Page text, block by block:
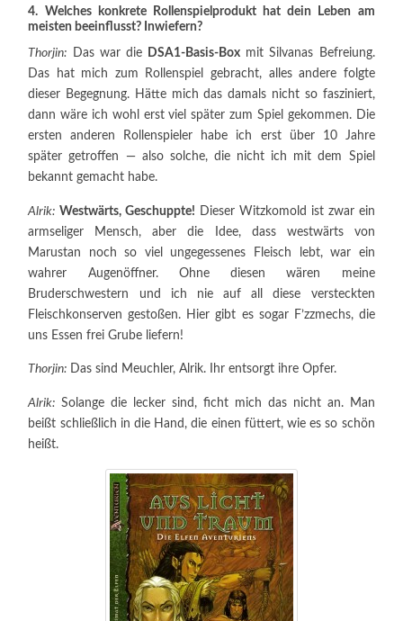
4. Welches konkrete Rollenspielprodukt hat dein Leben am
meisten beeinflusst? Inwiefern?
Thorjin: Das war die DSA1-Basis-Boxmit Silvanas Befreiung.
Das hat mich zum Rollenspiel gebracht, alles andere folgte
dieser Begegnung. Hätte mich das damals nicht so fasziniert,
dann wäre ich wohl erst viel später zum Spiel gekommen. Die
ersten anderen Rollenspieler habe ich erst über 10 Jahre
später getroffen — also solche, die nicht ich mit dem Spiel
bekannt gemacht habe.
Alrik: Westwärts, Geschuppte! Dieser Witzkomold ist zwar ein
armseliger Mensch, aber die Idee, dass westwärts von
Marustan noch so viel ungegessenes Fleisch lebt, war ein
wahrer Augenöffner. Ohne diesen wären meine
Bruderschwestern und ich nie auf all diese versteckten
Fleischkonserven gestoßen. Hier gibt es sogar F’zzmechs, die
uns Essen frei Grube liefern!
Thorjin: Das sind Meuchler, Alrik. Ihr entsorgt ihre Opfer.
Alrik: Solange die lecker sind, ficht mich das nicht an. Man
beißt schließlich in die Hand, die einen füttert, wie es so schön
heißt.